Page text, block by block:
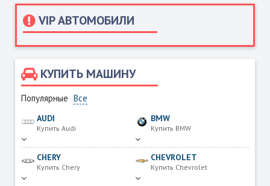
VIP АВТОМОБИЛИ
КУПИТЬ МАШИНУ
Популярные Все
AUDI
Купить Audi
BMW
Купить BMW
CHERY
Купить Chery
CHEVROLET
Купить Chevrolet